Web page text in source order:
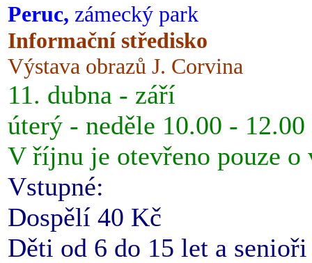
Peruc, zámecký park
Informační středisko
Výstava obrazů J. Corvina
11. dubna - září
úterý - neděle 10.00 -
V říjnu je otevřeno pouze o
Vstupné:
Dospělí 40 Kč
Děti od 6 do 15 let a